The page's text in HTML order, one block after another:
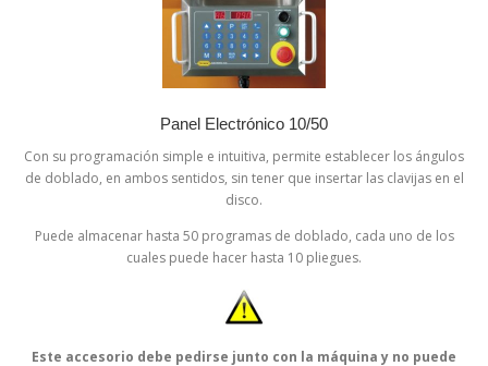
Panel Electrónico 10/50
Con su programación simple e intuitiva, permite establecer los ángulos
de doblado, en ambos sentidos, sin tener que insertar las clavijas en el
disco.
Puede almacenar hasta 50 programas de doblado, cada uno de los
cuales puede hacer hasta 10 pliegues.
Este accesorio debe pedirse junto con la máquina y no puede